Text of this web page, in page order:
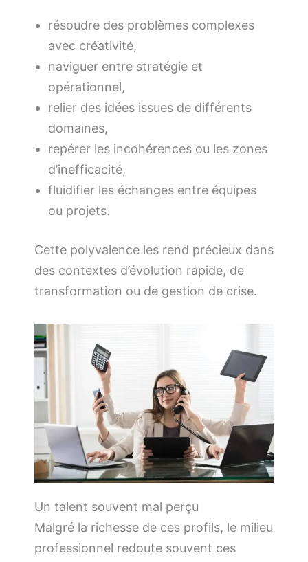
résoudre des problèmes complexes
avec créativité,
naviguer entre stratégie et
opérationnel,
relier des idées issues de différents
domaines,
repérer les incohérences ou les zones
d’inefficacité,
fluidifier les échanges entre équipes
ou projets.
Cette polyvalence les rend précieux dans
des contextes d’évolution rapide, de
transformation ou de gestion de crise.
Un talent souvent mal perçu
Malgré la richesse de ces profils, le milieu
professionnel redoute souvent ces